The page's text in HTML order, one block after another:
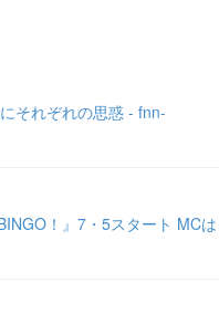
それぞれの思惑 - fnn-
！』7・5スタート MCは